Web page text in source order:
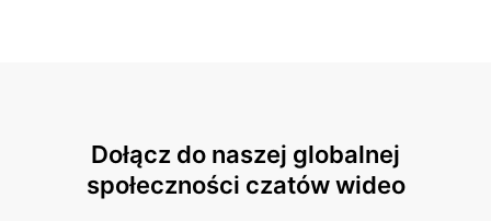
Dołącz do naszej globalnej
społeczności czatów wideo